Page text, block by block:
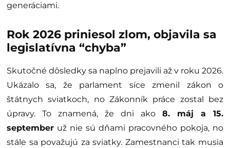
generáciami.
Rok 2026 priniesol zlom, objavila sa
legislatívna “chyba”
Skutočné dôsledky sa naplno prejavili až v roku 2026.
Ukázalo sa, že parlament síce zmenil zákon o
štátnych sviatkoch, no Zákonník práce zostal bez
úpravy. To znamená, že dni ako 8. máj a 15.
september už nie sú dňami pracovného pokoja, no
stále sa považujú za sviatky. Zamestnanci tak musia